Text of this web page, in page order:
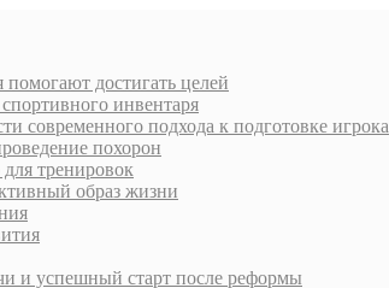
достигать целей
инвентаря
современного подхода к подготовке игрока
похорон
тренировок
образ жизни
и успешный старт после реформы